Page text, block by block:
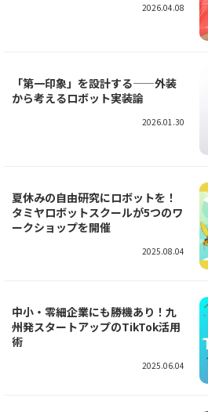
2026.04.08
「第一印象」を設計する——外装
から考えるロボット実装論
2026.01.30
夏休みの自由研究にロボットを！
タミヤロボットスクールが5つのワ
ークショップを開催
2025.08.04
中小・零細企業にも勝機あり！九
州発スタートアップのTikTok活用
術
2025.06.04